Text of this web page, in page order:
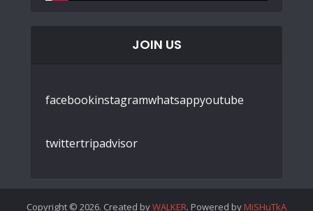
JOIN US
facebookinstagramwhatsappyoutube
twittertripadvisor
Copyright © 2026. Created byWALKER. Powered byMiSHuTkA